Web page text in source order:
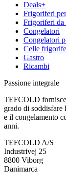
Deals+
Frigoriferi
Frigoriferi da
Congelatori
Congelatori
Celle
Gastro
Ricambi
Passione integrale
TEFCOLD
grado di soddisfare
e il congelamento
anni.
TEFCOLD A/S
Industrivej 25
8800 Viborg
Danimarca